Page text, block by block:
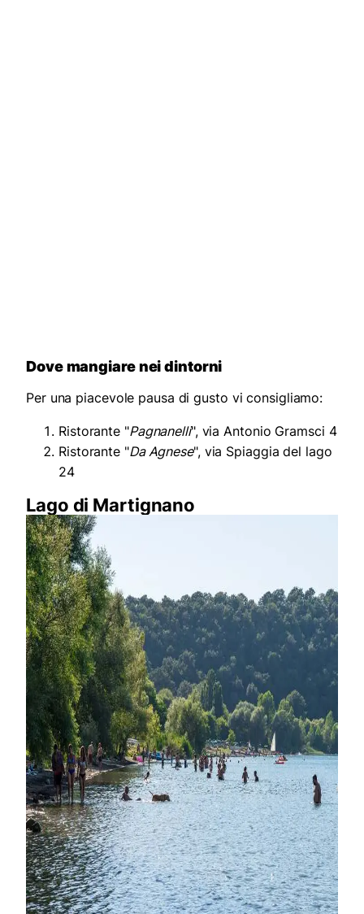
Dove mangiare nei dintorni
Per una piacevole pausa di gusto vi consigliamo:
Ristorante "Pagnanelli", via Antonio Gramsci 4
Ristorante "Da Agnese", via Spiaggia del lago
24
Lago di Martignano